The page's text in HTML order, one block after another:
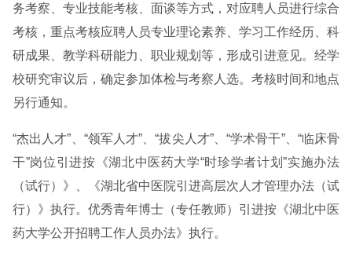
务考察、专业技能考核、面谈等方式，对应聘人员进行综合
考核，重点考核应聘人员专业理论素养、学习工作经历、科
研成果、教学科研能力、职业规划等，形成引进意见。经学
校研究审议后，确定参加体检与考察人选。考核时间和地点
另行通知。
“杰出人才”、“领军人才”、“拔尖人才”、“学术骨干”、“临床骨
干”岗位引进按《湖北中医药大学“时珍学者计划”实施办法
（试行）》、《湖北省中医院引进高层次人才管理办法（试
行）》执行。优秀青年博士（专任教师）引进按《湖北中医
药大学公开招聘工作人员办法》执行。